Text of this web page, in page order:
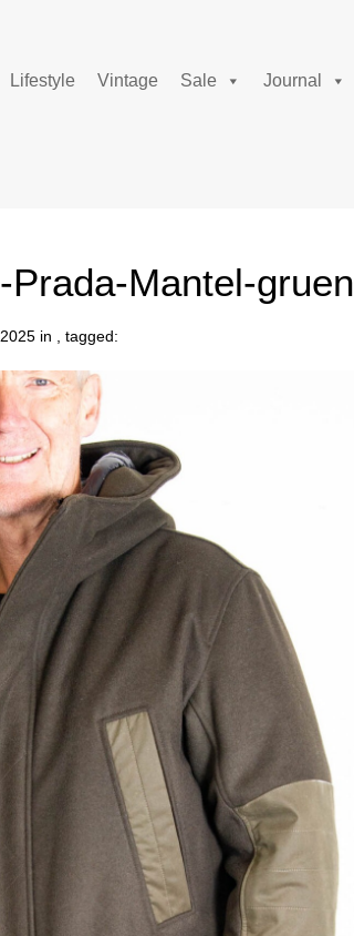
Lifestyle Vintage Sale Journal
Mantel-gruen
in , tagged: